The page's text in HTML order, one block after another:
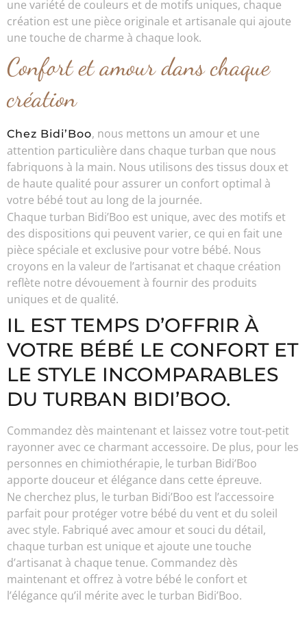
une variété de couleurs et de motifs uniques, chaque
création est une pièce originale et artisanale qui ajoute
une touche de charme à chaque look.
Confort et amour dans chaque
création
Chez Bidi’Boo, nous mettons un amour et une
attention particulière dans chaque turban que nous
fabriquons à la main. Nous utilisons des tissus doux et
de haute qualité pour assurer un confort optimal à
votre bébé tout au long de la journée.
Chaque turban Bidi’Boo est unique, avec des motifs et
des dispositions qui peuvent varier, ce qui en fait une
pièce spéciale et exclusive pour votre bébé. Nous
croyons en la valeur de l’artisanat et chaque création
reflète notre dévouement à fournir des produits
uniques et de qualité.
IL EST TEMPS D’OFFRIR À
VOTRE BÉBÉ LE CONFORT ET
LE STYLE INCOMPARABLES
DU TURBAN BIDI’BOO.
Commandez dès maintenant et laissez votre tout-petit
rayonner avec ce charmant accessoire. De plus, pour les
personnes en chimiothérapie, le turban Bidi’Boo
apporte douceur et élégance dans cette épreuve.
Ne cherchez plus, le turban Bidi’Boo est l’accessoire
parfait pour protéger votre bébé du vent et du soleil
avec style. Fabriqué avec amour et souci du détail,
chaque turban est unique et ajoute une touche
d’artisanat à chaque tenue. Commandez dès
maintenant et offrez à votre bébé le confort et
l’élégance qu’il mérite avec le turban Bidi’Boo.